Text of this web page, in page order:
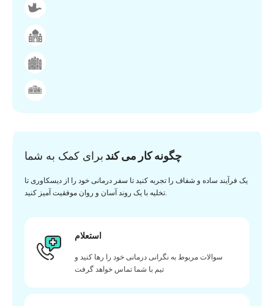
چگونه کار می کند برای کمک به شما
یک فرآیند ساده و شفاف را تجربه کنید تا سفر درمانی خود را از دیسکاوری تا
تخلیه با یک روند آسان و روان موفقیت آمیز کنید.
استعلام
سوالات مربوط به نگرانی درمانی خود را رها کنید و
تیم با شما تماس خواهد گرفت